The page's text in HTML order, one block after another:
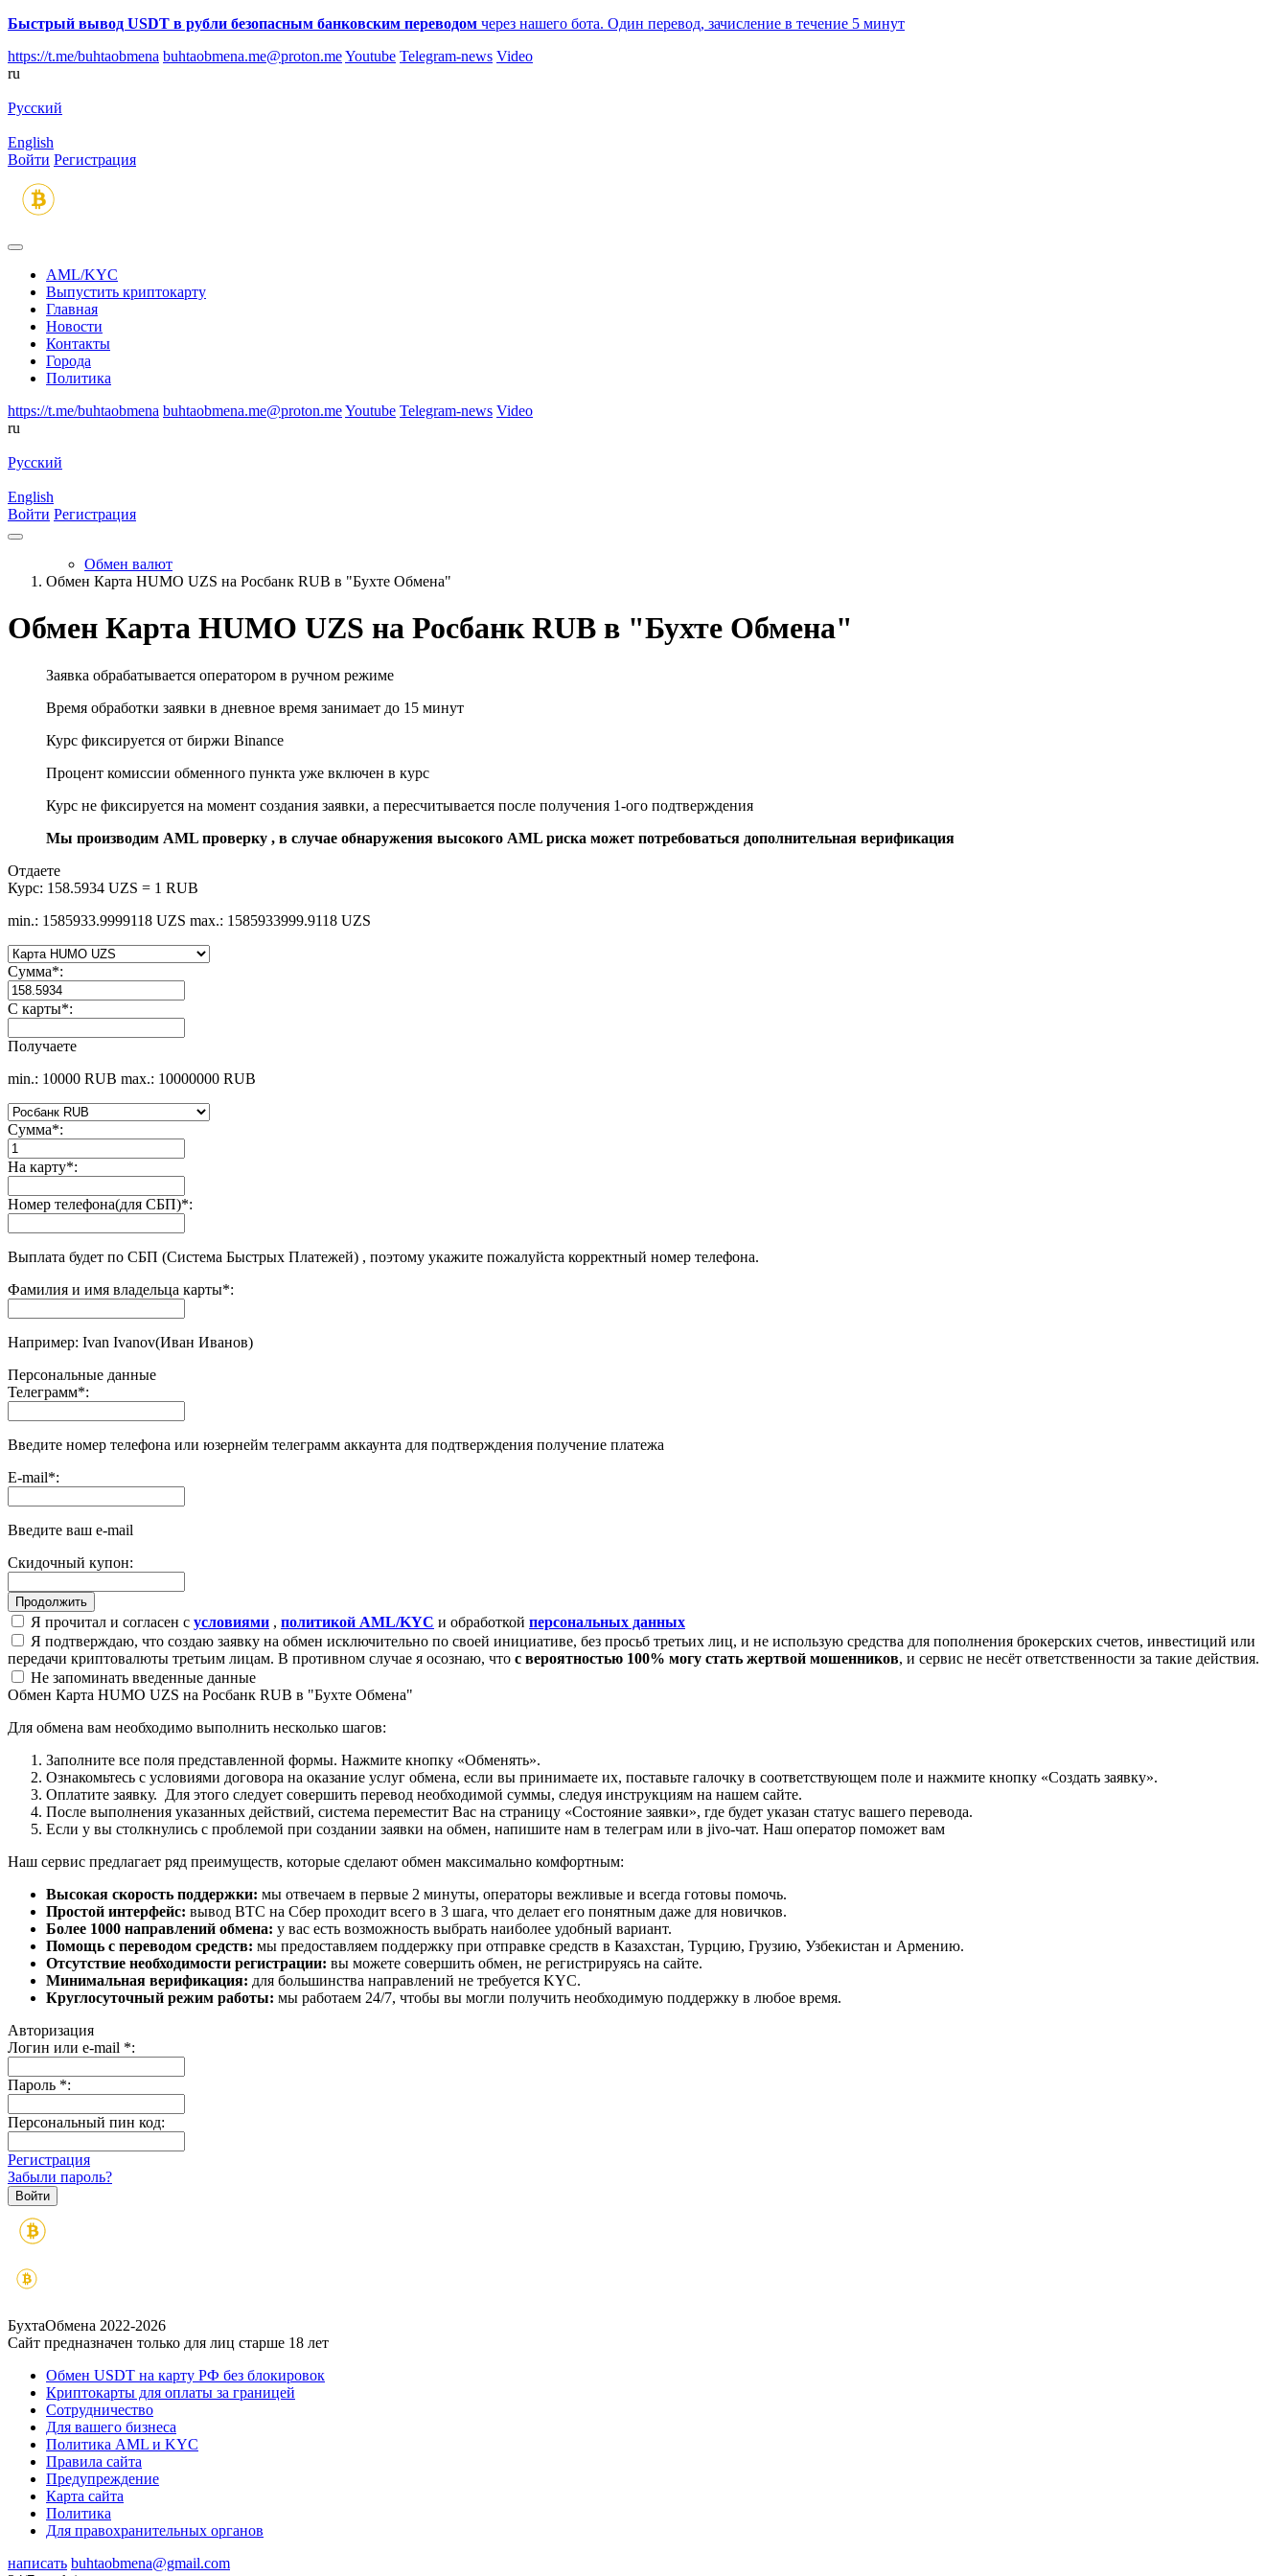
Быстрый вывод USDT в рубли безопасным банковским переводом через нашего бота. Один перевод, зачисление в течение 5 минут
https://t.me/buhtaobmena buhtaobmena.me@proton.meYoutube Telegram-news Video
ru
Русский
English
Войти Регистрация
AML/KYC
Выпустить криптокарту
Главная
Новости
Контакты
Города
Политика
https://t.me/buhtaobmena buhtaobmena.me@proton.meYoutube Telegram-news Video
ru
Русский
English
Войти Регистрация
Обмен валют
Обмен Карта HUMO UZS на Росбанк RUB в "Бухте Обмена"
Обмен Карта HUMO UZS на Росбанк RUB в "Бухте Обмена"
Заявка обрабатывается оператором в ручном режиме
Время обработки заявки в дневное время занимает до 15 минут
Курс фиксируется от биржи Binance
Процент комиссии обменного пункта уже включен в курс
Курс не фиксируется на момент создания заявки, а пересчитывается после получения 1-ого подтверждения
Мы производим AML проверку , в случае обнаружения высокого AML риска может потребоваться дополнительная верификация
Отдаете
Курс: 158.5934 UZS = 1 RUB
min.: 1585933.9999118 UZS max.: 1585933999.9118 UZS
Сумма*:
С карты*:
Получаете
min.: 10000 RUB max.: 10000000 RUB
Сумма*:
На карту*:
Номер телефона(для СБП)*:
Выплата будет по СБП (Система Быстрых Платежей) , поэтому укажите пожалуйста корректный номер телефона.
Фамилия и имя владельца карты*:
Например: Ivan Ivanov(Иван Иванов)
Персональные данные
Телеграмм*:
Введите номер телефона или юзернейм телеграмм аккаунта для подтверждения получение платежа
E-mail*:
Введите ваш e-mail
Скидочный купон:
Я прочитал и согласен с условиями , политикой AML/KYC и обработкой персональных данных
Я подтверждаю, что создаю заявку на обмен исключительно по своей инициативе, без просьб третьих лиц, и не использую средства для пополнения брокерских счетов, инвестиций или
передачи криптовалюты третьим лицам. В противном случае я осознаю, что с вероятностью 100% могу стать жертвой мошенников, и сервис не несёт ответственности за такие действия.
Не запоминать введенные данные
Обмен Карта HUMO UZS на Росбанк RUB в "Бухте Обмена"
Для обмена вам необходимо выполнить несколько шагов:
Заполните все поля представленной формы. Нажмите кнопку «Обменять».
Ознакомьтесь с условиями договора на оказание услуг обмена, если вы принимаете их, поставьте галочку в соответствующем поле и нажмите кнопку «Создать заявку».
Оплатите заявку. Для этого следует совершить перевод необходимой суммы, следуя инструкциям на нашем сайте.
После выполнения указанных действий, система переместит Вас на страницу «Состояние заявки», где будет указан статус вашего перевода.
Если у вы столкнулись с проблемой при создании заявки на обмен, напишите нам в телеграм или в jivo-чат. Наш оператор поможет вам
Наш сервис предлагает ряд преимуществ, которые сделают обмен максимально комфортным:
Высокая скорость поддержки: мы отвечаем в первые 2 минуты, операторы вежливые и всегда готовы помочь.
Простой интерфейс: вывод BTC на Сбер проходит всего в 3 шага, что делает его понятным даже для новичков.
Более 1000 направлений обмена: у вас есть возможность выбрать наиболее удобный вариант.
Помощь с переводом средств: мы предоставляем поддержку при отправке средств в Казахстан, Турцию, Грузию, Узбекистан и Армению.
Отсутствие необходимости регистрации: вы можете совершить обмен, не регистрируясь на сайте.
Минимальная верификация: для большинства направлений не требуется KYC.
Круглосуточный режим работы: мы работаем 24/7, чтобы вы могли получить необходимую поддержку в любое время.
Авторизация
Логин или e-mail *:
Пароль *:
Персональный пин код:
Регистрация
Забыли пароль?
БухтаОбмена 2022-2026
Сайт предназначен только для лиц старше 18 лет
Обмен USDT на карту РФ без блокировок
Криптокарты для оплаты за границей
Сотрудничество
Для вашего бизнеса
Политика AML и KYC
Правила сайта
Предупреждение
Карта сайта
Политика
Для правохранительных органов
написать buhtaobmena@gmail.com